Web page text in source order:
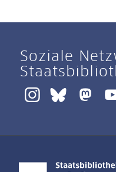
Soziale